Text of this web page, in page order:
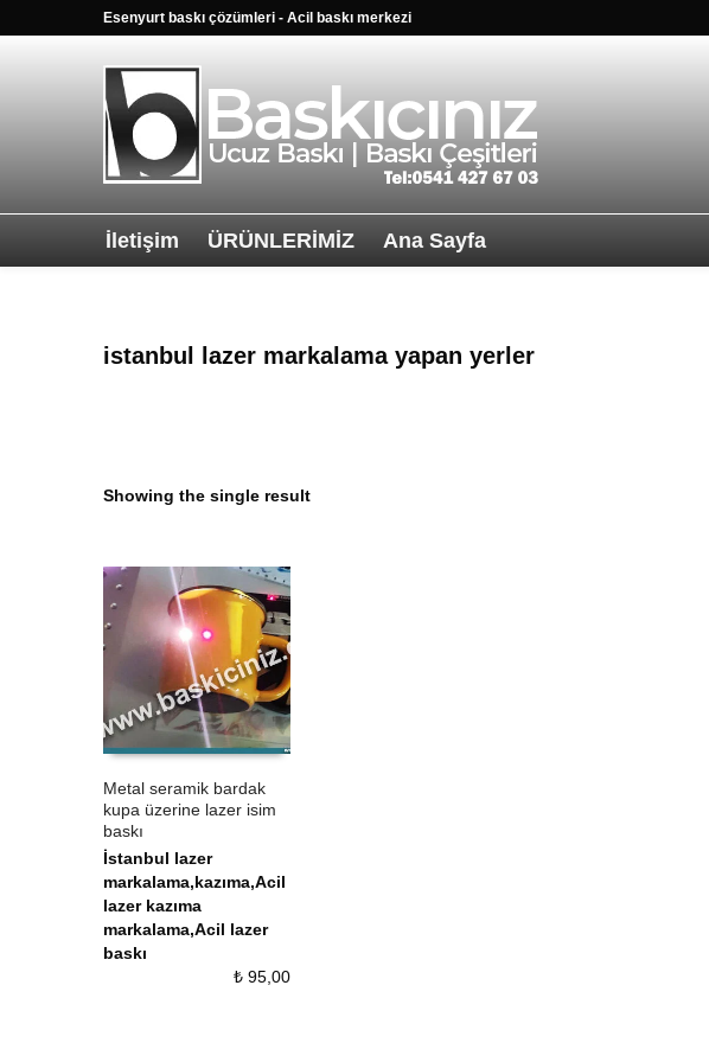
Esenyurt baskı çözümleri - Acil baskı merkezi
İletişim ÜRÜNLERİMİZ Ana Sayfa
istanbul lazer markalama yapan yerler
Showing the single result
ÜRÜN SATIN AL
QUICK VIEW
Metal seramik bardak
kupa üzerine lazer isim
baskı
İstanbul lazer
markalama,kazıma,Acil
lazer kazıma
markalama,Acil lazer
baskı
₺95,00